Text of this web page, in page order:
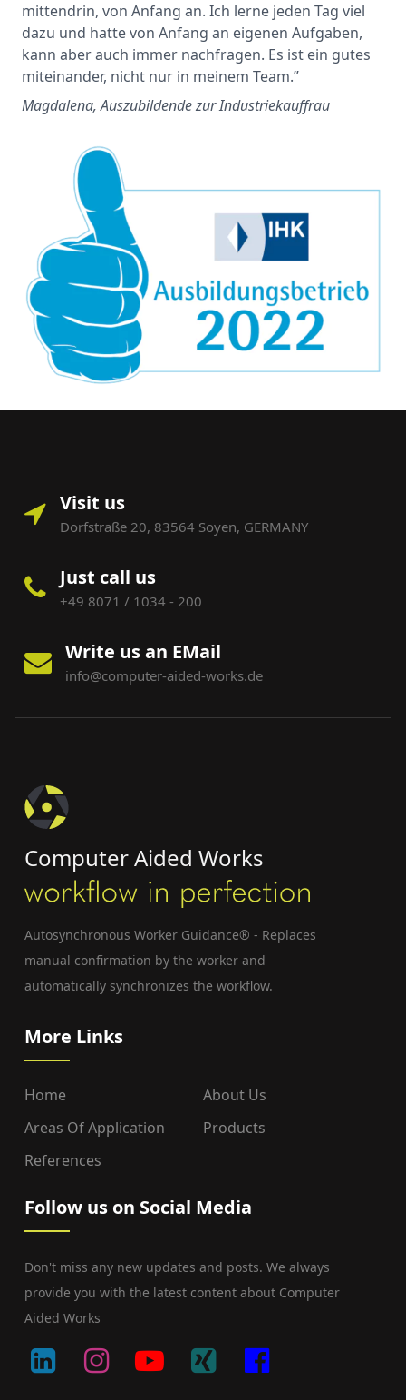
mittendrin, von Anfang an. Ich lerne jeden Tag viel
dazu und hatte von Anfang an eigenen Aufgaben,
kann aber auch immer nachfragen. Es ist ein gutes
miteinander, nicht nur in meinem Team.”
Magdalena, Auszubildende zur Industriekauffrau
Visit us
Dorfstraße 20, 83564 Soyen, GERMANY
Just call us
+49 8071 / 1034 - 200
Write us an EMail
info@computer-aided-works.de
Computer Aided Works
Autosynchronous Worker Guidance® - Replaces
manual confirmation by the worker and
automatically synchronizes the workflow.
More Links
Home
About Us
Areas Of Application
Products
References
Follow us on Social Media
Don't miss any new updates and posts. We always
provide you with the latest content about Computer
Aided Works